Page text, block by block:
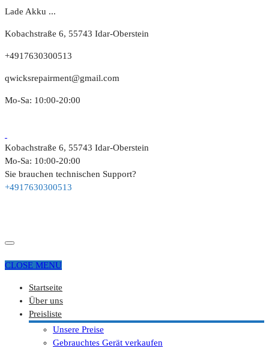
Lade Akku ...
Kobachstraße 6, 55743 Idar-Oberstein
+4917630300513
qwicksrepairment@gmail.com
Mo-Sa: 10:00-20:00
Kobachstraße 6, 55743 Idar-Oberstein
Mo-Sa: 10:00-20:00
Sie brauchen technischen Support?
+4917630300513
CLOSE MENU
Startseite
Über uns
Preisliste
Unsere Preise
Gebrauchtes Gerät verkaufen